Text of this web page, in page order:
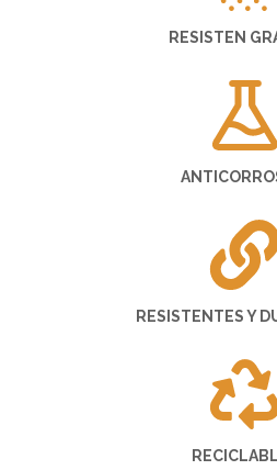
RESISTEN
RESISTENTES Y